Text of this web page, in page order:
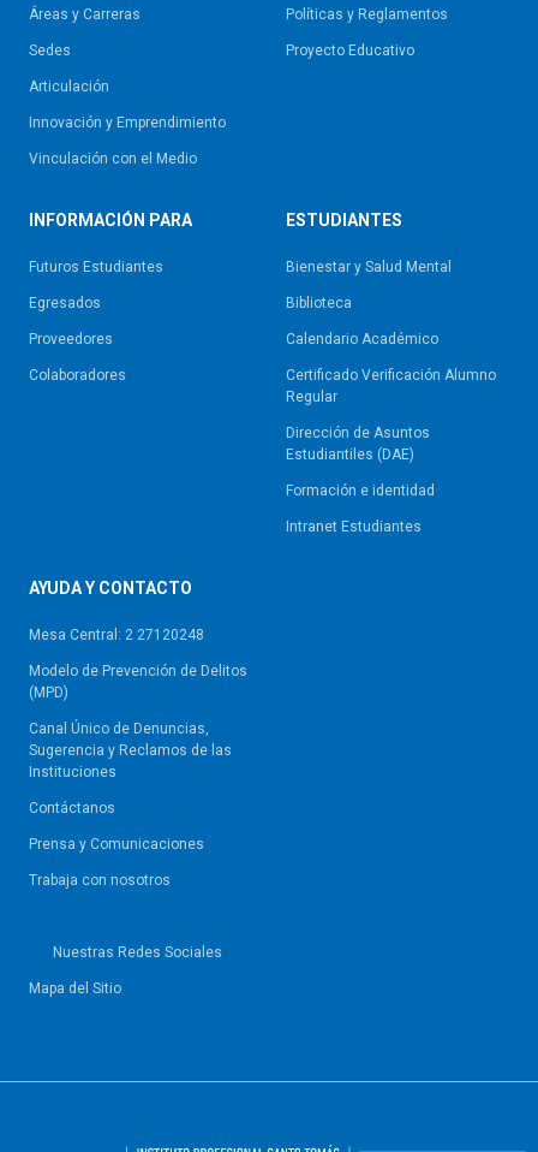
Áreas y Carreras
Sedes
Articulación
Innovación y Emprendimiento
Vinculación con el Medio
Políticas y Reglamentos​
Proyecto Educativo
INFORMACIÓN PARA
Futuros Estudiantes
Egresados
Proveedores
Colaboradores
ESTUDIANTES
Bienestar y Salud Mental
Biblioteca
Calendario Académico
Certificado Verificación Alumno
Regular
Dirección de Asuntos
Estudiantiles (DAE)
Formación e identidad
Intranet Estudiantes
AYUDA Y CONTACTO
Mesa Central: 2 27120248
Modelo de Prevención de Delitos
(MPD)
Canal Único de Denuncias,
Sugerencia y Reclamos de las
Instituciones
Contáctanos
Prensa y Comunicaciones
Trabaja con nosotros
Nuestras Redes Sociales
Mapa del Sitio